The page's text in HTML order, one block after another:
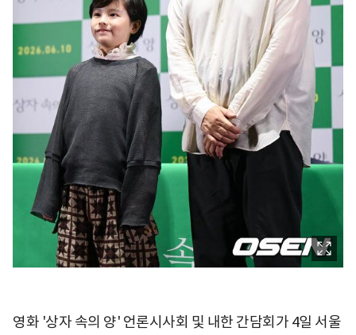
영화 '상자 속의 양' 언론시사회 및 내한 간담회가 4일 서울